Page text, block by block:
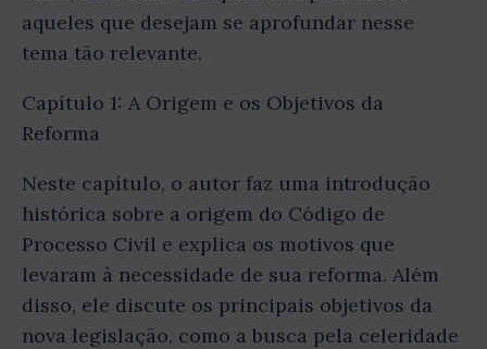
aqueles que desejam se aprofundar nesse
tema tão relevante.
Capítulo 1: A Origem e os Objetivos da
Reforma
Neste capítulo, o autor faz uma introdução
histórica sobre a origem do Código de
Processo Civil e explica os motivos que
levaram à necessidade de sua reforma. Além
disso, ele discute os principais objetivos da
nova legislação, como a busca pela celeridade